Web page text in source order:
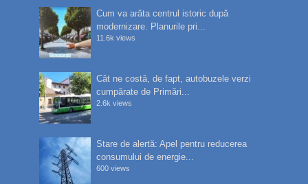
Cum va arăta centrul istoric după
modernizare. Planurile pri...
11.6k views
Cât ne costă, de fapt, autobuzele verzi
cumpărate de Primări...
2.6k views
Stare de alertă: Apel pentru reducerea
consumului de energie...
600 views